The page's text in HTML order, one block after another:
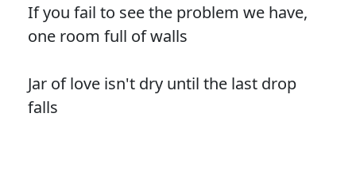
If you fail to see the problem we have,
one room full of walls
Jar of love isn't dry until the last drop
falls